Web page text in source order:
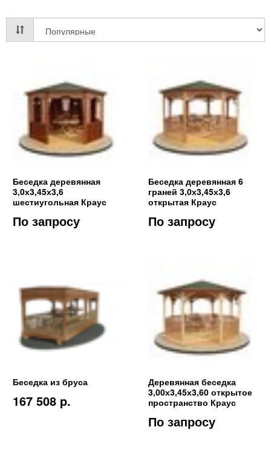
Беседка деревянная
3,0х3,45х3,6
шестиугольная Краус
По запросу
Беседка деревянная 6
граней 3,0х3,45х3,6
открытая Краус
По запросу
Беседка из бруса
167 508 p.
Деревянная беседка
3,00х3,45х3,60 открытое
пространство Краус
По запросу